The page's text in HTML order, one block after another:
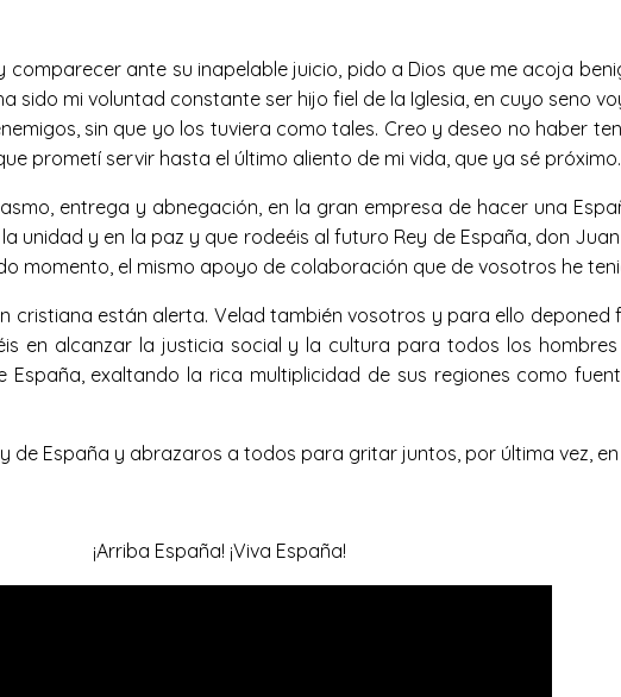
ante su inapelable juicio, pido a Dios que me acoja
sido mi voluntad constante ser hijo fiel de la Iglesia, en cuyo seno
sin que yo los tuviera como tales. Creo y deseo no haber
prometí servir hasta el último aliento de mi vida, que ya sé próximo.
entrega y abnegación, en la gran empresa de hacer una
unidad y en la paz y que rodeéis al futuro Rey de España, don
momento, el mismo apoyo de colaboración que de vosotros he
cristiana están alerta. Velad también vosotros y para ello
en alcanzar la justicia social y la cultura para todos los
exaltando la rica multiplicidad de sus regiones como
de España y abrazaros a todos para gritar juntos, por última vez,
¡Arriba España! ¡Viva España!